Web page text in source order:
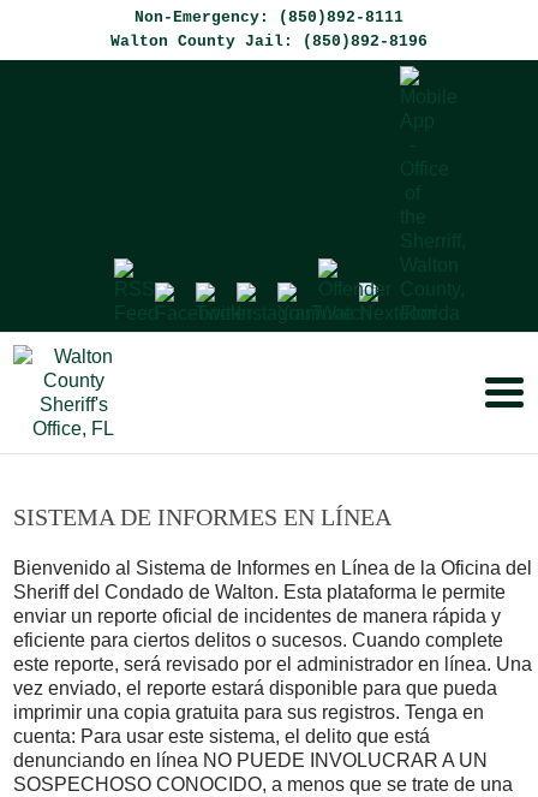
Non-Emergency: (850)892-8111
Walton County Jail: (850)892-8196
SISTEMA DE INFORMES EN LÍNEA
Bienvenido al Sistema de Informes en Línea de la Oficina del
Sheriff del Condado de Walton. Esta plataforma le permite
enviar un reporte oficial de incidentes de manera rápida y
eficiente para ciertos delitos o sucesos. Cuando complete
este reporte, será revisado por el administrador en línea. Una
vez enviado, el reporte estará disponible para que pueda
imprimir una copia gratuita para sus registros. Tenga en
cuenta: Para usar este sistema, el delito que está
denunciando en línea NO PUEDE INVOLUCRAR A UN
SOSPECHOSO CONOCIDO, a menos que se trate de una